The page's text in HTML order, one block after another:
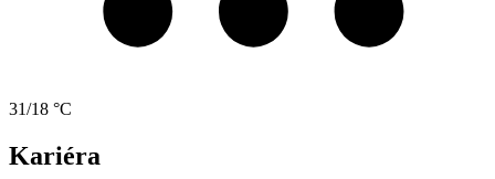
31/18 °C
Kariéra